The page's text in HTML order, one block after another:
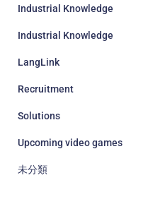
Industrial Knowledge
Industrial Knowledge
LangLink
Recruitment
Solutions
Upcoming video games
未分類